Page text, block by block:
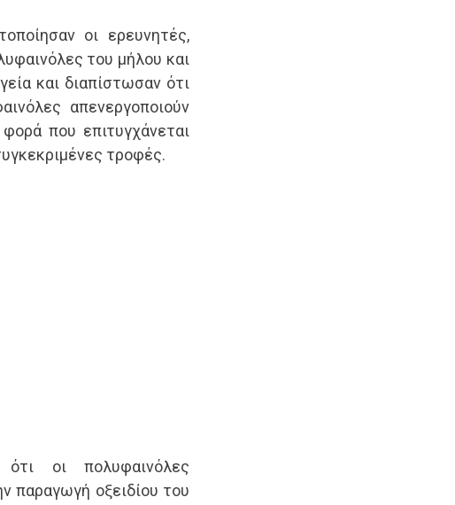
οι ερευνητές,
του μήλου και
και διαπίστωσαν ότι
απενεργοποιούν
που επιτυγχάνεται
τροφές.
οι πολυφαινόλες
παραγωγή οξειδίου του